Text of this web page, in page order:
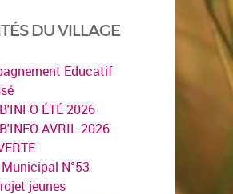
DU VILLAGE
Educatif
ÉTÉ 2026
AVRIL 2026
N°53
jeunes